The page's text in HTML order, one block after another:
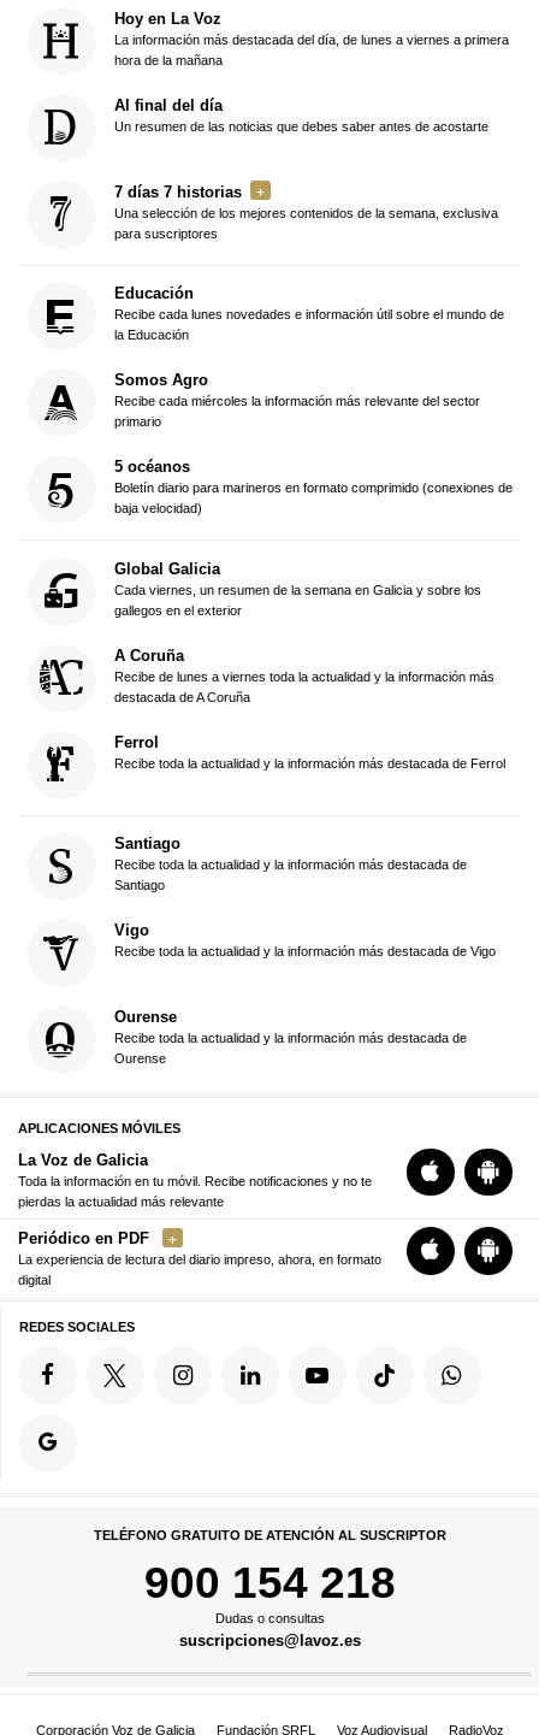
Hoy en La Voz
La información más destacada del día, de lunes a viernes a primera
hora de la mañana
Al final del día
Un resumen de las noticias que debes saber antes de acostarte
7 días 7 historias
Una selección de los mejores contenidos de la semana, exclusiva
para suscriptores
Educación
Recibe cada lunes novedades e información útil sobre el mundo de
la Educación
Somos Agro
Recibe cada miércoles la información más relevante del sector
primario
5 océanos
Boletín diario para marineros en formato comprimido (conexiones de
baja velocidad)
Global Galicia
Cada viernes, un resumen de la semana en Galicia y sobre los
gallegos en el exterior
A Coruña
Recibe de lunes a viernes toda la actualidad y la información más
destacada de A Coruña
Ferrol
Recibe toda la actualidad y la información más destacada de Ferrol
Santiago
Recibe toda la actualidad y la información más destacada de
Santiago
Vigo
Recibe toda la actualidad y la información más destacada de Vigo
Ourense
Recibe toda la actualidad y la información más destacada de
Ourense
APLICACIONES MÓVILES
La Voz de Galicia
Toda la información en tu móvil. Recibe notificaciones y no te
pierdas la actualidad más relevante
Periódico en PDF
La experiencia de lectura del diario impreso, ahora, en formato
digital
REDES SOCIALES
TELÉFONO GRATUITO DE ATENCIÓN AL SUSCRIPTOR
900 154 218
Dudas o consultas
suscripciones@lavoz.es
Corporación Voz de Galicia Fundación SRFL Voz Audiovisual RadioVoz